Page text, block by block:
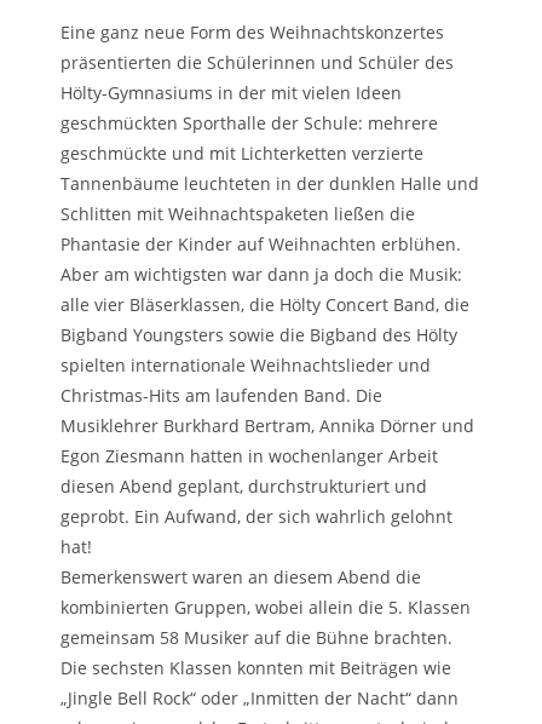
Eine ganz neue Form des Weihnachtskonzertes
präsentierten die Schülerinnen und Schüler des
Hölty-Gymnasiums in der mit vielen Ideen
geschmückten Sporthalle der Schule: mehrere
geschmückte und mit Lichterketten verzierte
Tannenbäume leuchteten in der dunklen Halle und
Schlitten mit Weihnachtspaketen ließen die
Phantasie der Kinder auf Weihnachten erblühen.
Aber am wichtigsten war dann ja doch die Musik:
alle vier Bläserklassen, die Hölty Concert Band, die
Bigband Youngsters sowie die Bigband des Hölty
spielten internationale Weihnachtslieder und
Christmas-Hits am laufenden Band. Die
Musiklehrer Burkhard Bertram, Annika Dörner und
Egon Ziesmann hatten in wochenlanger Arbeit
diesen Abend geplant, durchstrukturiert und
geprobt. Ein Aufwand, der sich wahrlich gelohnt
hat!
Bemerkenswert waren an diesem Abend die
kombinierten Gruppen, wobei allein die 5. Klassen
gemeinsam 58 Musiker auf die Bühne brachten.
Die sechsten Klassen konnten mit Beiträgen wie
„Jingle Bell Rock“ oder „Inmitten der Nacht“ dann